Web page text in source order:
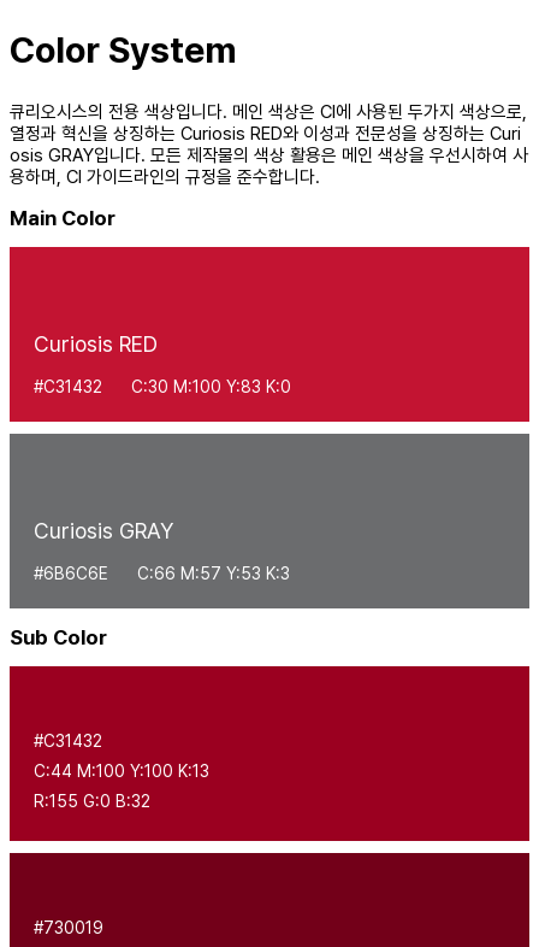
Color System
큐리오시스의 전용 색상입니다. 메인 색상은 CI에 사용된 두가지 색상으로,
열정과 혁신을 상징하는 Curiosis RED와 이성과 전문성을 상징하는 Curi
osis GRAY입니다. 모든 제작물의 색상 활용은 메인 색상을 우선시하여 사
용하며, CI 가이드라인의 규정을 준수합니다.
Main Color
Curiosis RED
#C31432 C:30 M:100 Y:83 K:0
Curiosis GRAY
#6B6C6E C:66 M:57 Y:53 K:3
Sub Color
#C31432
C:44 M:100 Y:100 K:13
R:155 G:0 B:32
#730019